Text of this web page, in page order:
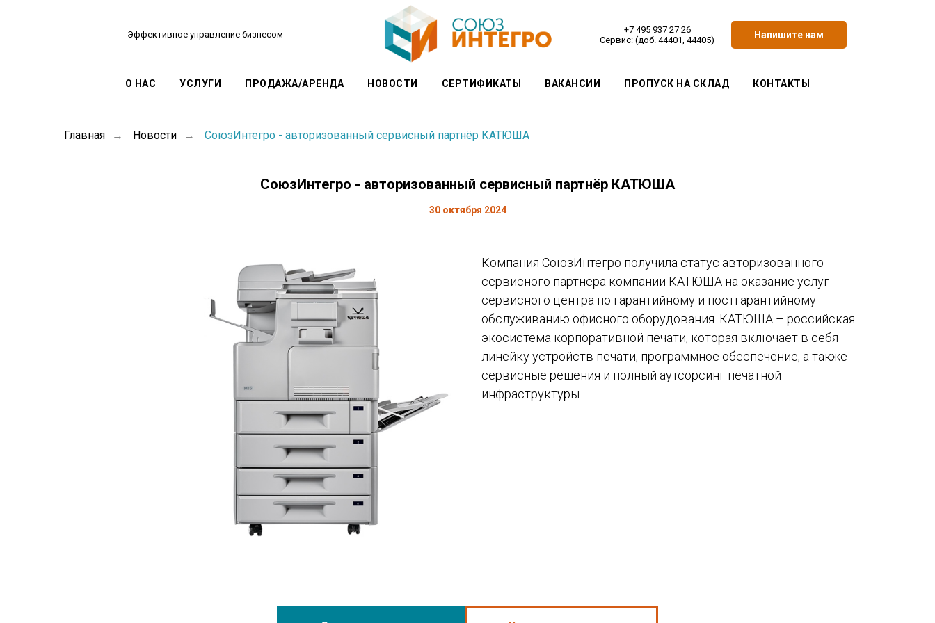
Эффективное управление бизнесом
+7 495 937 27 26
Сервис: (доб. 44401, 44405)
Напишите нам
О НАС УСЛУГИ ПРОДАЖА/АРЕНДА НОВОСТИ СЕРТИФИКАТЫ ВАКАНСИИ ПРОПУСК НА СКЛАД КОНТАКТЫ
Главная → Новости → СоюзИнтегро - авторизованный сервисный партнёр КАТЮША
СоюзИнтегро - авторизованный сервисный партнёр КАТЮША
30 октября 2024
Компания СоюзИнтегро получила статус авторизованного
сервисного партнёра компании КАТЮША на оказание услуг
сервисного центра по гарантийному и постгарантийному
обслуживанию офисного оборудования. КАТЮША – российская
экосистема корпоративной печати, которая включает в себя
линейку устройств печати, программное обеспечение, а также
сервисные решения и полный аутсорсинг печатной
инфраструктуры